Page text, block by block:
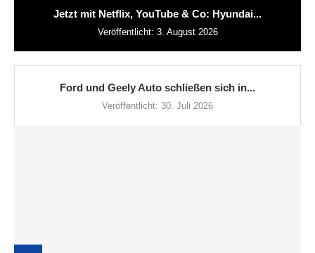
Jetzt mit Netflix, YouTube & Co: Hyundai...
Veröffentlicht: 3. August 2026
Ford und Geely Auto schließen sich in...
Veröffentlicht: 30. Juli 2026